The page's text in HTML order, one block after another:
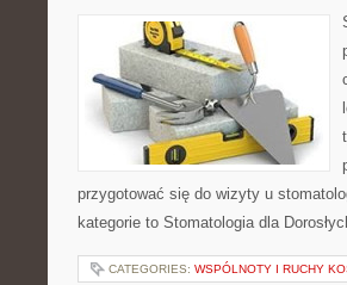
przygotować się do wizyty u
kategorie to Stomatologia dla
CATEGORIES: WSPÓLNOTY I RUCHY